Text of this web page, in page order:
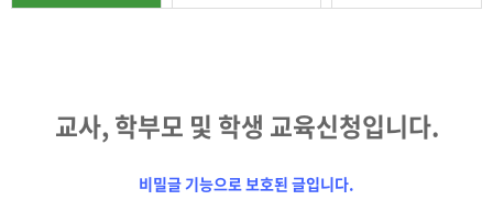
교사, 학부모 및 학생 교육신청입니다.
비밀글 기능으로 보호된 글입니다.